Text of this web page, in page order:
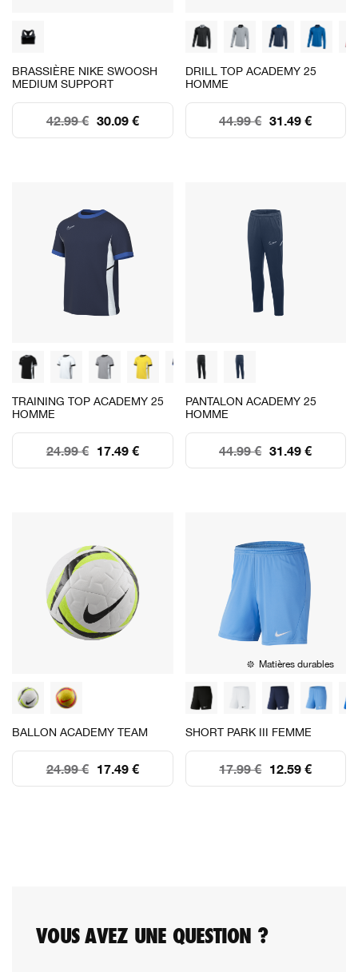
BRASSIÈRE NIKE SWOOSH
MEDIUM SUPPORT
30.09 €
42.99 €
DRILL TOP ACADEMY 25
HOMME
31.49 €
44.99 €
TRAINING TOP ACADEMY 25
HOMME
17.49 €
24.99 €
PANTALON ACADEMY 25
HOMME
31.49 €
44.99 €
BALLON ACADEMY TEAM
17.49 €
24.99 €
Matières durables
SHORT PARK III FEMME
12.59 €
17.99 €
VOUS AVEZ UNE QUESTION ?